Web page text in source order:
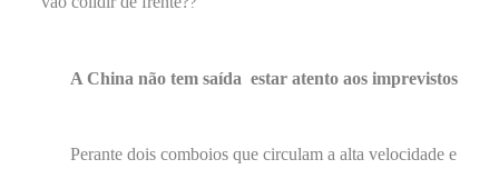
A China não tem saída estar atento aos imprevistos
Perante dois comboios que circulam a alta velocidade e